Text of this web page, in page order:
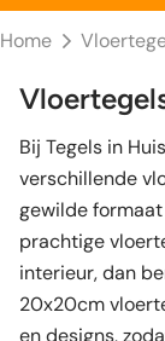
Home
Bij Tegels in
verschillende
gewilde
prachtige
interieur, dan
20x20cm
en designs,